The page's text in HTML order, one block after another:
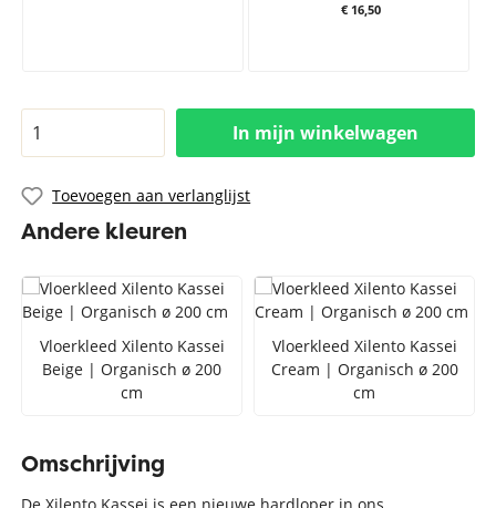
€ 16,50
In mijn winkelwagen
Toevoegen aan verlanglijst
Andere kleuren
Vloerkleed Xilento Kassei
Beige | Organisch ø 200
cm
Vloerkleed Xilento Kassei
Cream | Organisch ø 200
cm
Omschrijving
De Xilento Kassei is een nieuwe hardloper in ons